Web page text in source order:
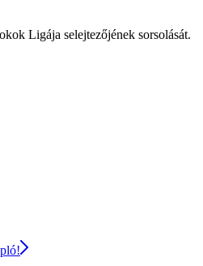
Ligája selejtezőjének sorsolását.